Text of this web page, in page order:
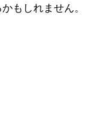
もしれません。